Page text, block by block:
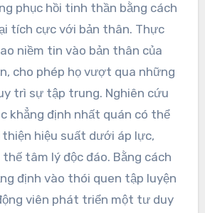
phục hồi tinh thần bằng cách
tích cực với bản thân. Thực
niềm tin vào bản thân của
cho phép họ vượt qua những
trì sự tập trung. Nghiên cứu
khẳng định nhất quán có thể
thiện hiệu suất dưới áp lực,
tâm lý độc đáo. Bằng cách
định vào thói quen tập luyện
viên phát triển một tư duy